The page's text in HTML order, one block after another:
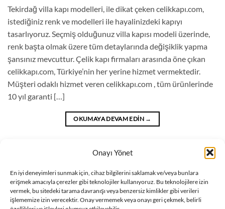
Onayı Yönet
En iyi deneyimleri sunmak için, cihaz bilgilerini saklamak ve/veya bunlara
erişmek amacıyla çerezler gibi teknolojiler kullanıyoruz. Bu teknolojilere izin
vermek, bu sitedeki tarama davranışı veya benzersiz kimlikler gibi verileri
işlememize izin verecektir. Onay vermemek veya onayı geri çekmek, belirli
Tekirdağ villa kapı modelleri, ile dikat çeken celikkapı.com,
istediğiniz renk ve modelleri ile hayalinizdeki kapıyı
tasarlıyoruz. Seçmiş olduğunuz villa kapısı modeli üzerinde,
renk başta olmak üzere tüm detaylarında değişiklik yapma
şansınız mevcuttur. Çelik kapı firmaları arasında öne çıkan
celikkapı.com, Türkiye’nin her yerine hizmet vermektedir.
Müşteri odaklı hizmet veren celikkapı.com , tüm ürünlerinde
10 yıl garanti […]
OKUMAYA DEVAM EDIN →
Tekirdağ villa kapı modelleri villa kapı modeller,
Bir yorum bırak
1 2 3 4 … 14